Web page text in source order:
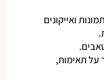
ואייקונים
על תאימות,